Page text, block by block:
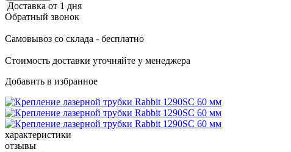
Доставка от 1 дня
Обратный звонок
Самовывоз со склада - бесплатно
Стоимость доставки уточняйте у менеджера
Добавить в избранное
характеристики
отзывы